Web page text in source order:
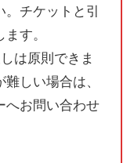
チケットと引
す。
は原則できま
しい場合は、
へお問い合わせ